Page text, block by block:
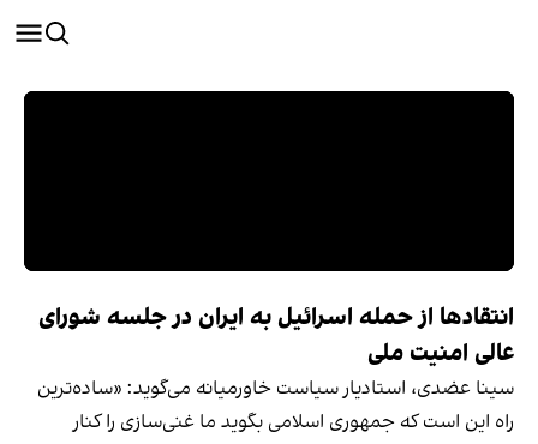
انتقادها از حمله اسرائیل به ایران در جلسه شورای
عالی امنیت ملی
سینا عضدی، استادیار سیاست خاورمیانه می‌گوید:‌ «ساده‌ترین
راه این است که جمهوری اسلامی بگوید ما غنی‌سازی را کنار